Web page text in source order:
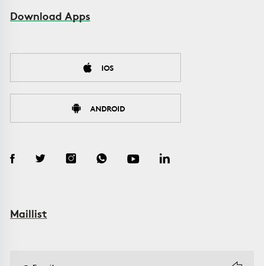
Download Apps
IOS
ANDROID
Maillist